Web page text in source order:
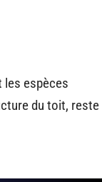
les espèces
du toit, reste